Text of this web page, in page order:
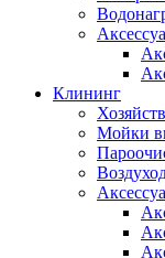
Клининг
Мойки